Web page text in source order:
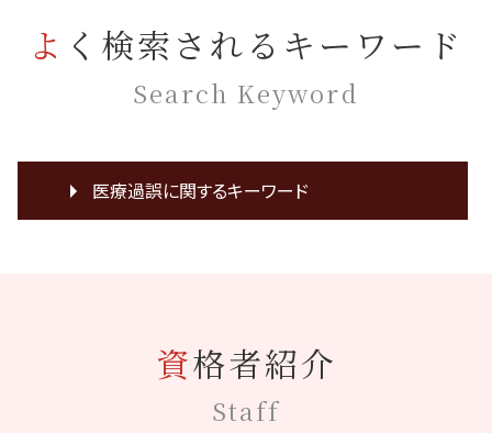
よく検索されるキーワード
Search Keyword
医療過誤に関するキーワード
mrsa 院内感染
資格者紹介
Staff